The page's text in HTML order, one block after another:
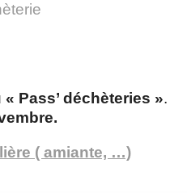
Pass’ déchèteries ».
( amiante, …)